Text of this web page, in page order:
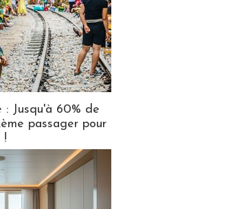
: Jusqu'à 60% de
passager pour
!